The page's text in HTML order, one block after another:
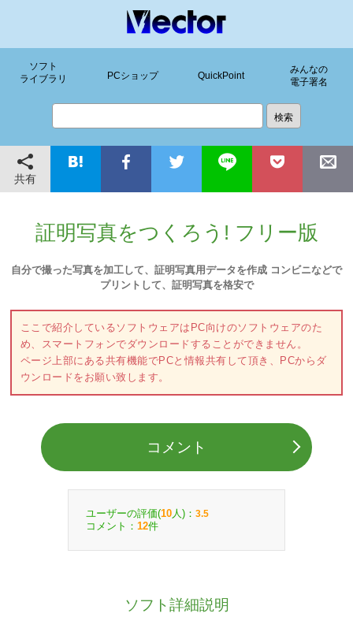
ソフト
ライブラリ
PCショップ QuickPoint
みんなの
電子署名
共有
証明写真をつくろう! フリー版
自分で撮った写真を加工して、証明写真用データを作成 コンビニなどで
プリントして、証明写真を格安で
ここで紹介しているソフトウェアはPC向けのソフトウェアのた
め、スマートフォンでダウンロードすることができません。
ページ上部にある共有機能でPCと情報共有して頂き、PCからダ
ウンロードをお願い致します。
コメント
ユーザーの評価(10 人)： 3.5
コメント： 12件
ソフト詳細説明